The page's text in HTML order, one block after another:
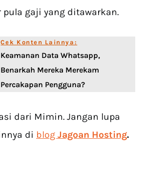
pula gaji yang ditawarkan.
Cek Konten Lainnya:
Keamanan Data Whatsapp,
Benarkah Mereka Merekam
Percakapan Pengguna?
dari Mimin. Jangan lupa
di blog Jagoan Hosting.